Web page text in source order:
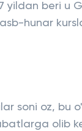
yildan beri u
hunar
soni oz, bu
olib